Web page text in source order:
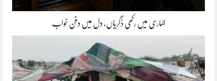
الماری میں رکھی ڈگریاں، دل میں دفن خواب